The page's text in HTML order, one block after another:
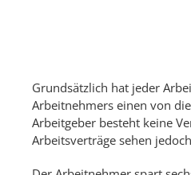
Grundsätzlich hat jeder
Arbeitnehmers einen von
Arbeitgeber besteht keine
Arbeitsverträge sehen